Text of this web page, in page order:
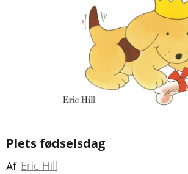
Plets fødselsdag
Af Eric Hill